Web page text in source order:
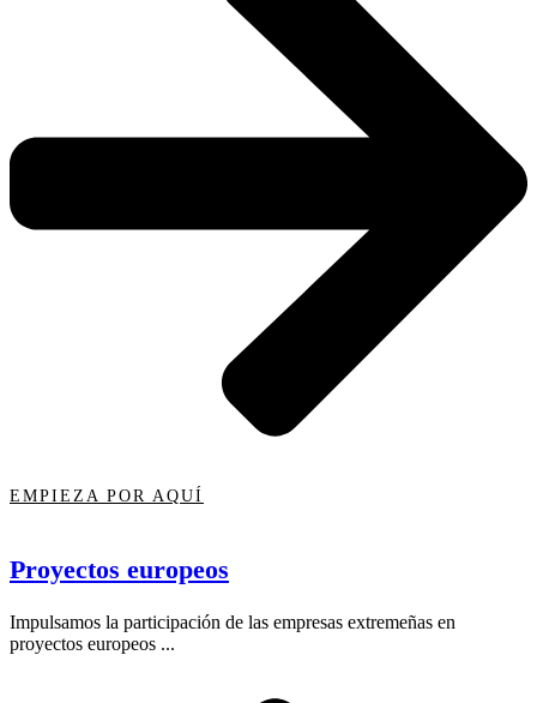
EMPIEZA POR AQUÍ
Proyectos europeos
Impulsamos la participación de las empresas extremeñas en
proyectos europeos ...